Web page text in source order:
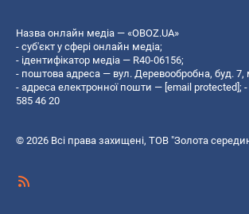
Назва онлайн медіа — «OBOZ.UA»
- суб'єкт у сфері онлайн медіа;
- ідентифікатор медіа — R40-06156;
- поштова адреса — вул. Деревообробна, буд. 7,
- адреса електронної пошти — [email protected];
585 46 20
© 2026 Всі права захищені, ТОВ "Золота